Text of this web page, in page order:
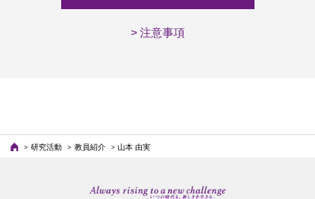
> 注意事項
研究活動 教員紹介 山本 由実